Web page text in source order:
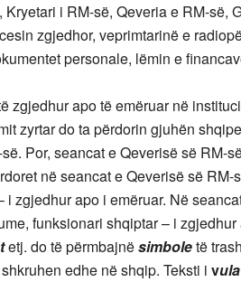
i RM-së, Qeveria e RM-së,
zgjedhor, veprimtarinë e
personale, lëmin e
zgjedhur apo të emëruar në
zyrtar do ta përdorin gjuhën
Por, seancat e Qeverisë së RM-
në seancat e Qeverisë së
i zgjedhur apo i emëruar. Në
funksionari shqiptar – i
etj. do të përmbajnësimboletë
edhe në shqip. Teksti i v